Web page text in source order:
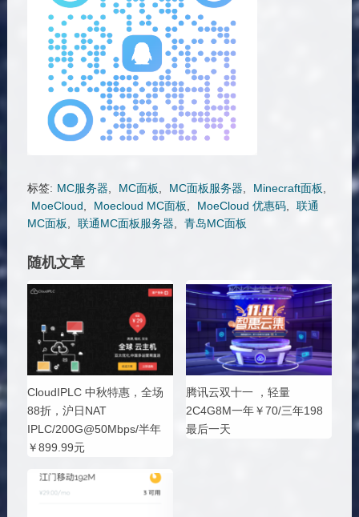
标签: MC服务器 MC面板 MC面板服务器 Minecraft面板
MoeCloud
Moecloud MC面板 MoeCloud 优惠码,
联通
MC面板
联通MC面板服务器 青岛MC面板
随机文章
CloudIPLC 中秋特惠，全场
88折，沪日NAT
IPLC/200G@50Mbps/半年
￥899.99元
腾讯云双十一 ，轻量
2C4G8M一年￥70/三年198
最后一天